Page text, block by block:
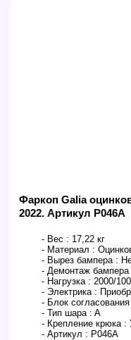
Фаркоп Galia
2022. Артикул P046A
- Вес : 17,22 кг
- Материал :
- Вырез бампера :
- Демонтаж бампера
- Нагрузка : 2000/100
- Электрика :
- Блок
- Тип шара : A
- Крепление крюка :
- Артикул : P046A